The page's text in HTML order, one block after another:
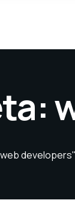
developers"